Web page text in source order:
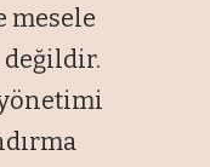
mesele
değildir.